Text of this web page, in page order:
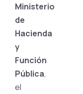
Ministerio
de
Hacienda
y
Función
Pública,
el